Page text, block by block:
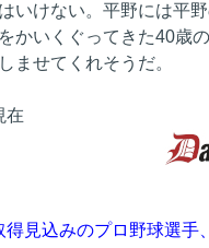
いけない。平野には平
かいくぐってきた40歳
ませてくれそうだ。
在
得見込みのプロ野球選手